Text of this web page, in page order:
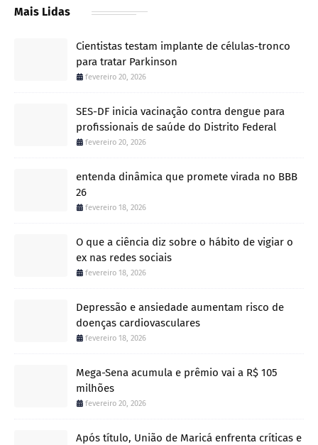
Mais Lidas
Cientistas testam implante de células-tronco
para tratar Parkinson
fevereiro 20, 2026
SES-DF inicia vacinação contra dengue para
profissionais de saúde do Distrito Federal
fevereiro 20, 2026
entenda dinâmica que promete virada no BBB
26
fevereiro 18, 2026
O que a ciência diz sobre o hábito de vigiar o
ex nas redes sociais
fevereiro 18, 2026
Depressão e ansiedade aumentam risco de
doenças cardiovasculares
fevereiro 18, 2026
Mega-Sena acumula e prêmio vai a R$ 105
milhões
fevereiro 20, 2026
Após título, União de Maricá enfrenta críticas e